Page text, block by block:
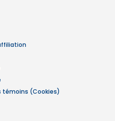
témoins (Cookies)